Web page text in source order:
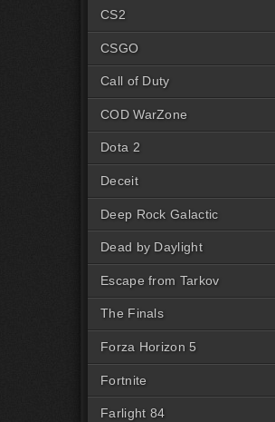
Читы для CS1.6 [Пиратка]
Читы на CSS Steam
Читы на CSS Пиратка
CS2
CSGO
Call of Duty
COD WarZone
Dota 2
Deceit
Deep Rock Galactic
Dead by Daylight
Escape from Tarkov
The Finals
Forza Horizon 5
Fortnite
Farlight 84